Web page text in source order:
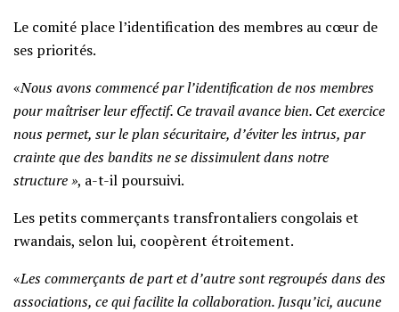
Le comité place l’identification des membres au cœur de
ses priorités.
«Nous avons commencé par l’identification de nos membres
pour maîtriser leur effectif. Ce travail avance bien. Cet exercice
nous permet, sur le plan sécuritaire, d’éviter les intrus, par
crainte que des bandits ne se dissimulent dans notre
structure », a-t-il poursuivi.
Les petits commerçants transfrontaliers congolais et
rwandais, selon lui, coopèrent étroitement.
«Les commerçants de part et d’autre sont regroupés dans des
associations, ce qui facilite la collaboration. Jusqu’ici, aucune